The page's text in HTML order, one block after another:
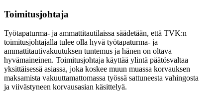
Toimitusjohtaja
Työtapaturma- ja ammattitautilaissa säädetään, että TVK:n
toimitusjohtajalla tulee olla hyvä työtapaturma- ja
ammattitautivakuutuksen tuntemus ja hänen on oltava
hyvämaineinen. Toimitusjohtaja käyttää ylintä päätösvaltaa
yksittäisessä asiassa, joka koskee muun muassa korvauksen
maksamista vakuuttamattomassa työssä sattuneesta vahingosta
ja viivästyneen korvausasian käsittelyä.